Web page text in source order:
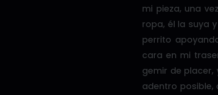
mi pieza, una
ropa, él la suya
perrito
cara en mi
gemir de
adentro posible,